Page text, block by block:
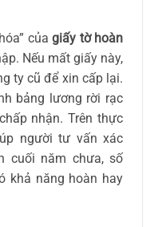
củagiấy tờ hoàn
Nếu mất giấy này,
ty cũ để xin cấp lại.
bảng lương rời rạc
nhận. Trên thực
người tư vấn xác
cuối năm chưa, số
khả năng hoàn hay